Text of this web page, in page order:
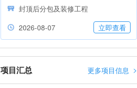
封顶后分包及装修工程
2026-08-07
立即查看
项目汇总 更多项目信息 >